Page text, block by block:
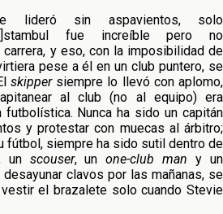
lideró sin aspavientos, solo
fue increíble pero no
y eso, con la imposibilidad de
pese a él en un club puntero, se
skippersiempre lo llevó con aplomo,
al club (no al equipo) era
Nunca ha sido un capitán
y protestar con muecas al árbitro;
fútbol, siempre ha sido sutil dentro de
un scouser, unone-club man y un
clavos por las mañanas, se
el brazalete solo cuando Stevie